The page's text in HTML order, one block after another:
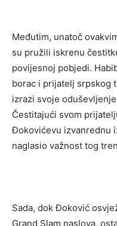
Međutim, unatoč
su pružili iskrenu
povijesnoj pobjedi.
borac i prijatelj srpskog
izrazi svoje
Čestitajući svom
Đokovićevu izvanrednu
naglasio važnost tog
Sada, dok Đoković
Grand Slam naslova,